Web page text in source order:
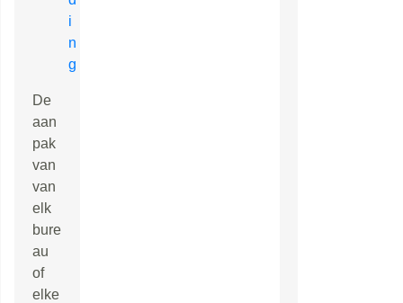
i
n
g
De
aan
pak
van
van
elk
bure
au
of
elke